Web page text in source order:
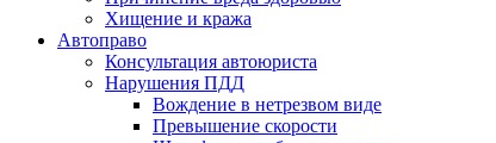
Хищение и кража
Автоправо
Консультация автоюриста
Нарушения ПДД
Вождение в нетрезвом виде
Превышение скорости